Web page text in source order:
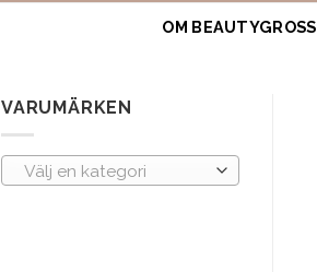
OM BEAUTYGROSS
VARUMÄRKEN
Välj en kategori